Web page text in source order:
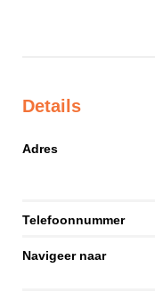
Details
Adres
Telefoonnummer
Navigeer naar